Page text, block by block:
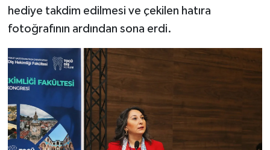
hediye takdim edilmesi ve çekilen hatıra
fotoğrafının ardından sona erdi.